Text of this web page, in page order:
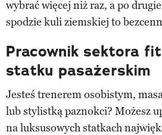
wybrać więcej niż raz, a po
spodzie kuli ziemskiej to
Pracownik sektora
statku pasażerskim
Jesteś trenerem osobistym,
lub stylistką paznokci? Możesz
na luksusowych statkach